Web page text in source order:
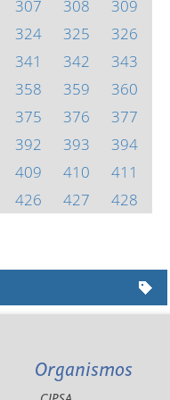
307 308
309
324 325
326
341 342
343
358 359
360
375 376
377
392 393
394
409 410
411
426 427
428
Organismos